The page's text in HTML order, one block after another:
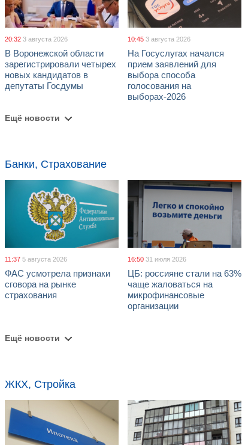
20:32 3 августа 2026
В Воронежской области
зарегистрировали четырех
новых кандидатов в
депутаты Госдумы
10:45 3 августа 2026
На Госуслугах начался
прием заявлений для
выбора способа
голосования на
выборах-2026
Ещё новости
Банки, Страхование
11:37 5 августа 2026
ФАС усмотрела признаки
сговора на рынке
страхования
16:50 31 июля 2026
ЦБ: россияне стали на 63%
чаще жаловаться на
микрофинансовые
организации
Ещё новости
ЖКХ, Стройка